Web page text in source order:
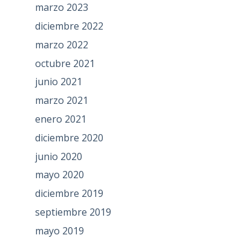
marzo 2023
diciembre 2022
marzo 2022
octubre 2021
junio 2021
marzo 2021
enero 2021
diciembre 2020
junio 2020
mayo 2020
diciembre 2019
septiembre 2019
mayo 2019